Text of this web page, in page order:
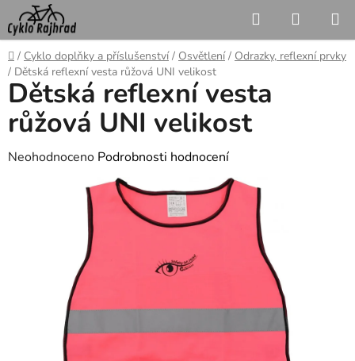
Přejít
na
obsah
Hledat
KOŠÍK
Domů
/ Cyklo doplňky a příslušenství / Osvětlení / Odrazky, reflexní prvky
/ Dětská reflexní vesta růžová UNI velikost
Dětská reflexní vesta
růžová UNI velikost
Průměrné
Neohodnoceno Podrobnosti hodnocení